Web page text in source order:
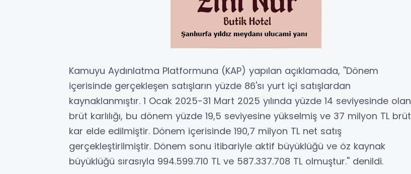
Kamuyu Aydınlatma Platformuna (KAP) yapılan açıklamada, ''Dönem
içerisinde gerçekleşen satışların yüzde 86'sı yurt içi satışlardan
kaynaklanmıştır. 1 Ocak 2025-31 Mart 2025 yılında yüzde 14 seviyesinde olan
brüt karlılığı, bu dönem yüzde 19,5 seviyesine yükselmiş ve 37 milyon TL brüt
kar elde edilmiştir. Dönem içerisinde 190,7 milyon TL net satış
gerçekleştirilmiştir. Dönem sonu itibariyle aktif büyüklüğü ve öz kaynak
büyüklüğü sırasıyla 994.599.710 TL ve 587.337.708 TL olmuştur.'' denildi.